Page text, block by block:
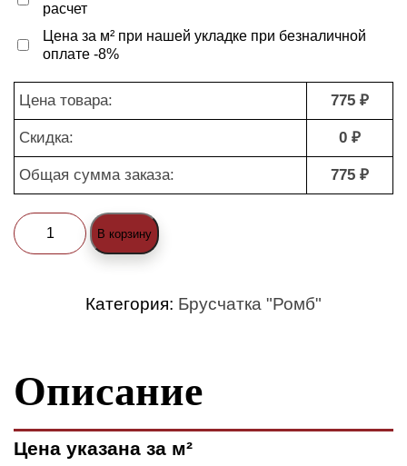
расчет
Цена за м² при нашей укладке при безналичной
оплате -8%
Цена товара: 775 ₽
Скидка: 0 ₽
Общая сумма заказа: 775 ₽
Количество
товара
белый
В корзину
Категория: Брусчатка "Ромб"
Описание
Цена указана за м²